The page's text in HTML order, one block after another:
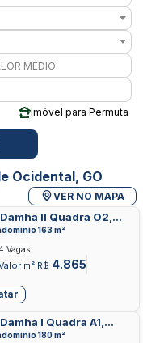
Imóvel para Permuta
Ocidental, GO
VER NO MAPA
II Quadra O2,
E COMERCIAL DAMHA,
163 m²
m² R$ 4.865
Vagas
I Quadra A1,
E COMERCIAL DAMHA,
180 m²